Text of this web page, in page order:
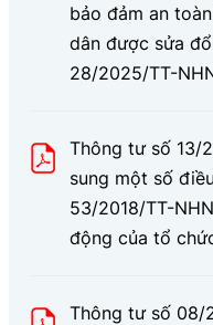
bảo đảm an
dân được sửa
28/2025/TT-
Thông tư số 13/
sung một số
53/2018/TT-
động của tổ
Thông tư số 08/